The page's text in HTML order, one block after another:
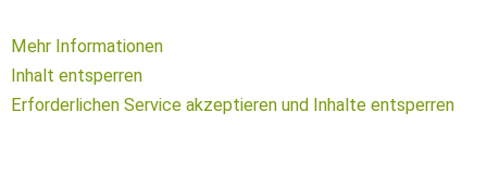
Mehr Informationen
Inhalt entsperren
Erforderlichen Service akzeptieren und Inhalte entsperren